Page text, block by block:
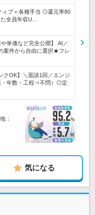
ィブ＋各種手当 ◎還元率80
全員年収U…
単価など完全公開】 AI／
案件から自由に選択★フレ
クOK】＼面談1回／エンジ
・年数・工程⇒不問）◎定
：
気になる